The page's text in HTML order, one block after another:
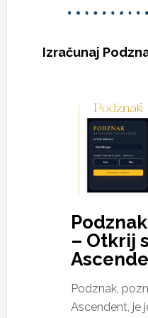
Izračunaj
– Otkrij
Podznak,
Ascendent, je